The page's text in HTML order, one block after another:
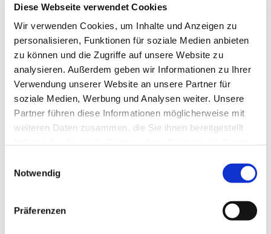
Diese Webseite verwendet Cookies
Wir verwenden Cookies, um Inhalte und Anzeigen zu
personalisieren, Funktionen für soziale Medien anbieten
zu können und die Zugriffe auf unsere Website zu
analysieren. Außerdem geben wir Informationen zu Ihrer
Verwendung unserer Website an unsere Partner für
soziale Medien, Werbung und Analysen weiter. Unsere
Partner führen diese Informationen möglicherweise mit
weiteren Daten zusammen, die Sie ihnen bereitgestellt
Notwendig
Präferenzen